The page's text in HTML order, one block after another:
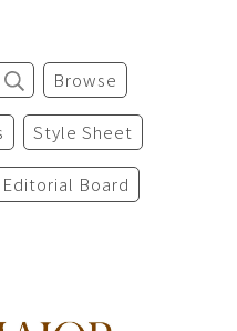
Browse
Style Sheet
Editorial Board